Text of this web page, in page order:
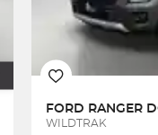
FORD
WILDTRAK